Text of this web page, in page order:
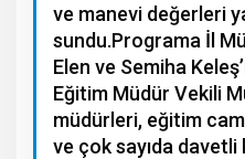
ve manevi değerleri
sundu.Programa İl
Elen ve Semiha
Eğitim Müdür Vekili
müdürleri, eğitim
ve çok sayıda davetli